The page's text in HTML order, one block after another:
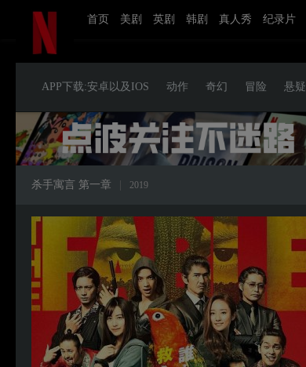
首页 美剧 英剧 韩剧 真人秀 纪录片
APP下载:安卓以及IOS 动作 奇幻 冒险 悬疑
杀手寓言 第一章 2019